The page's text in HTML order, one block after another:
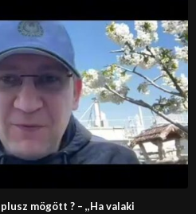
mögött ? – ,,Ha valaki